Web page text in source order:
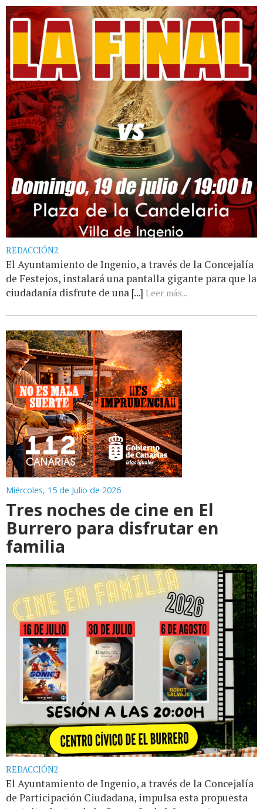
REDACCIÓN2
El Ayuntamiento de Ingenio, a través de la Concejalía
de Festejos, instalará una pantalla gigante para que la
ciudadanía disfrute de una [...] Leer más...
Miércoles, 15 de Julio de 2026
Tres noches de cine en El
Burrero para disfrutar en
familia
REDACCIÓN2
El Ayuntamiento de Ingenio, a través de la Concejalía
de Participación Ciudadana, impulsa esta propuesta